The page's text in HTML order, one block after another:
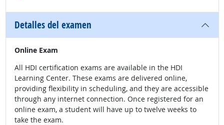
Detalles del examen
Online Exam
All HDI certification exams are available in the HDI
Learning Center. These exams are delivered online,
providing flexibility in scheduling, and they are accessible
through any internet connection. Once registered for an
online exam, a student will have up to twelve weeks to
take the exam.